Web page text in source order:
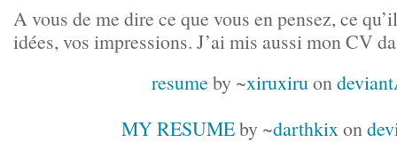
A vous de me dire ce que vous en pensez, ce
idées, vos impressions. J’ai mis aussi mon CV
resume by ~xiruxiruondeviant
MY RESUMEby ~darthkixon